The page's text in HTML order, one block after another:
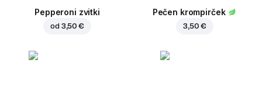
Pepperoni zvitki
od 3,50 €
Pečen krompirček
3,50 €